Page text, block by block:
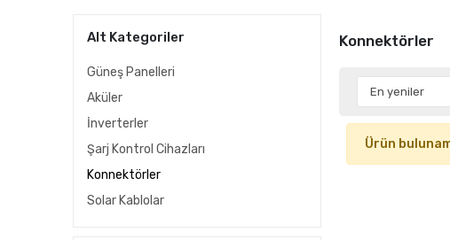
Alt Kategoriler
Güneş Panelleri
Aküler
İnverterler
Şarj Kontrol Cihazları
Konnektörler
Solar Kablolar
Konnektörler
Ürün